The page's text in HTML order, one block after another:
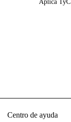
Aplica TyC
Centro de ayuda